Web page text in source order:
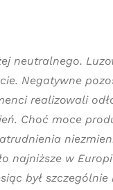
neutralnego.
Negatywne
realizowali
Choć moce
najniższe w
był